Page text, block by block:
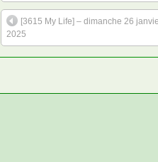
[3615 My Life] – dimanche 26
2025